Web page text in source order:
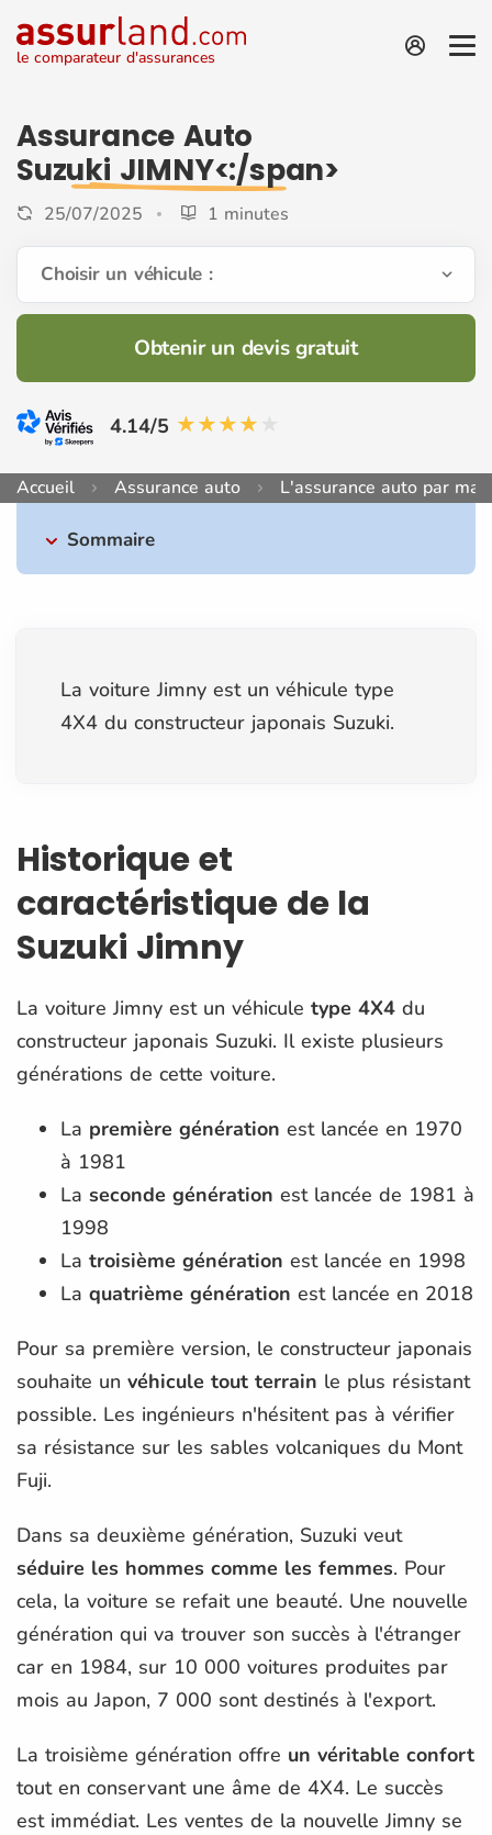
le comparateur d'assurances
Assurance Auto
Suzuki JIMNY<:/span>
25/07/2025 1 minutes
Choisir un véhicule :
Obtenir un devis gratuit
4.14/5
Accueil Assurance auto L'assurance auto par
Sommaire
La voiture Jimny est un véhicule type
4X4 du constructeur japonais Suzuki.
Historique et
caractéristique de la
Suzuki Jimny
La voiture Jimny est un véhicule type 4X4 du
constructeur japonais Suzuki. Il existe plusieurs
générations de cette voiture.
La première génération est lancée en 1970
à 1981
La seconde génération est lancée de 1981 à
1998
La troisième génération est lancée en 1998
La quatrième génération est lancée en 2018
Pour sa première version, le constructeur japonais
souhaite un véhicule tout terrain le plus résistant
possible. Les ingénieurs n'hésitent pas à vérifier
sa résistance sur les sables volcaniques du Mont
Fuji.
Dans sa deuxième génération, Suzuki veut
séduire les hommes comme les femmes. Pour
cela, la voiture se refait une beauté. Une nouvelle
génération qui va trouver son succès à l'étranger
car en 1984, sur 10 000 voitures produites par
mois au Japon, 7 000 sont destinés à l'export.
La troisième génération offre un véritable confort
tout en conservant une âme de 4X4. Le succès
est immédiat. Les ventes de la nouvelle Jimny se